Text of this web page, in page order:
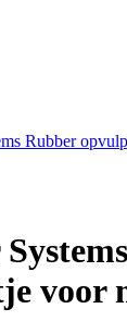
Rubber
voor